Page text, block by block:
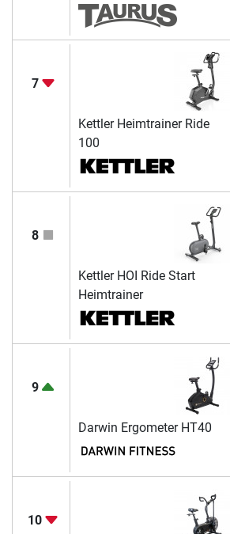
7
Kettler Heimtrainer Ride
100
8
Kettler HOI Ride Start
Heimtrainer
9
Darwin Ergometer HT40
10